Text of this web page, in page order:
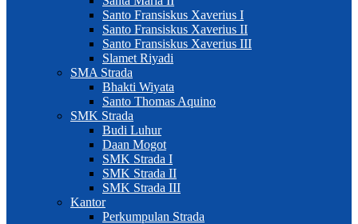
Santo Fransiskus Xaverius I
Santo Fransiskus Xaverius II
Santo Fransiskus Xaverius III
Slamet Riyadi
SMA Strada
Bhakti Wiyata
Santo Thomas Aquino
SMK Strada
Budi Luhur
Daan Mogot
SMK Strada I
SMK Strada II
SMK Strada III
Kantor
Perkumpulan Strada